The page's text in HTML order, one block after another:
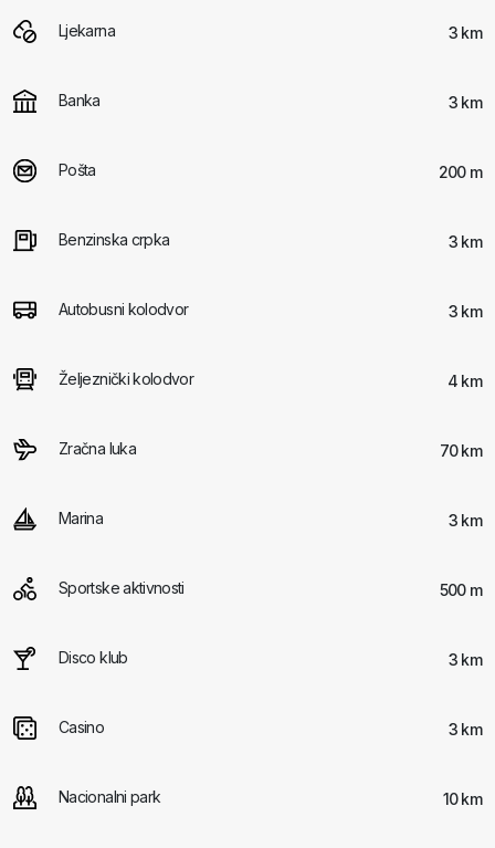
Ljekarna 3 km
Banka 3 km
Pošta 200 m
Benzinska crpka 3 km
Autobusni kolodvor 3 km
Željeznički kolodvor 4 km
Zračna luka 70 km
Marina 3 km
Sportske aktivnosti 500 m
Disco klub 3 km
Casino 3 km
Nacionalni park 10 km